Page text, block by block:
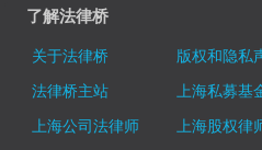
了解法律桥
关于法律桥 版权和隐私
法律桥主站
上海私募基
上海公司法律师
上海股权律